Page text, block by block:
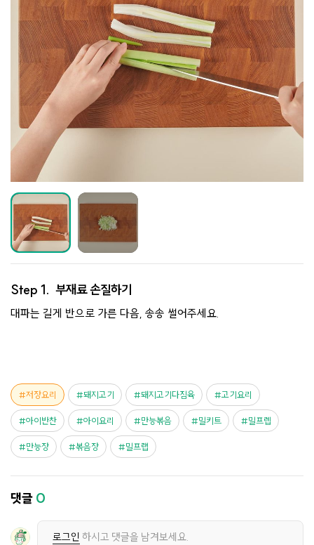
Step 1. 부재료 손질하기
대파는 길게 반으로 가른 다음, 송송 썰어주세요.
저장요리 돼지고기 돼지고기다짐육 고기요리
아이반찬 아이요리 만능볶음 밀키트 밀프렙
만능장 볶음장 밀프랩
댓글 0
로그인 하시고 댓글을 남겨보세요.